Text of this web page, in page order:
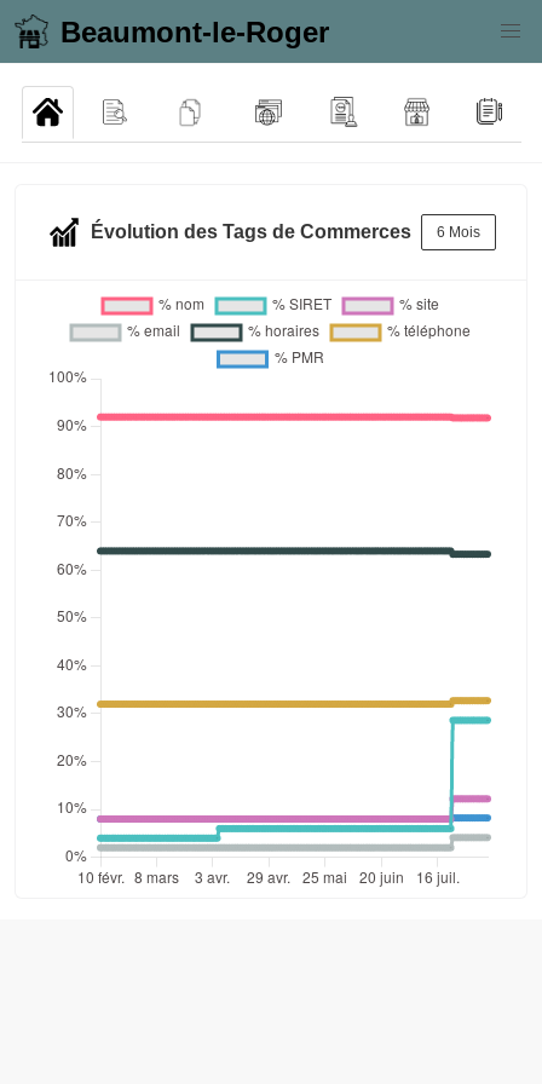
Beaumont-le-Roger
Évolution des Tags de Commerces 6 Mois